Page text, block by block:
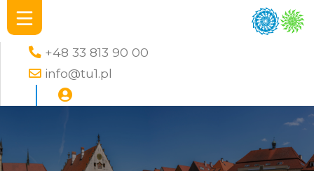
+48 33 813 90 00
info@tu1.pl